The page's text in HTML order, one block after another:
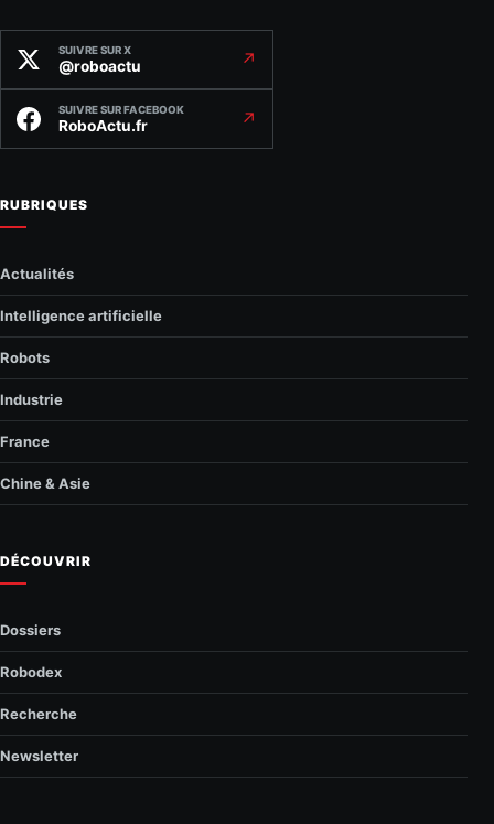
SUIVRE SUR X
@roboactu ↗
SUIVRE SUR FACEBOOK
RoboActu.fr ↗
RUBRIQUES
Actualités
Intelligence artificielle
Robots
Industrie
France
Chine & Asie
DÉCOUVRIR
Dossiers
Robodex
Recherche
Newsletter